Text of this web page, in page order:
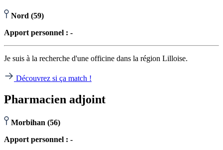
Nord (59)
Apport personnel : -
Je suis à la recherche d'une officine dans la région Lilloise.
Découvrez si ça match !
Pharmacien adjoint
Morbihan (56)
Apport personnel : -